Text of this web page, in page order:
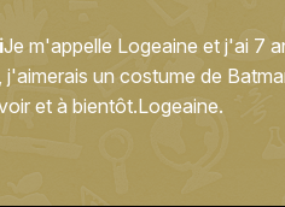
Je m'appelle Logeaine et j'ai 7
un costume de
et à bientôt.Logeaine.